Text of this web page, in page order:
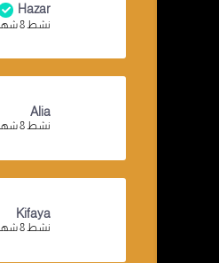
Hazar
نشط 8 شهور, 1 أسبوع منذ
Alia
نشط 8 شهور, 2 أسبوعين منذ
Kifaya
نشط 8 شهور, 2 أسبوعين منذ